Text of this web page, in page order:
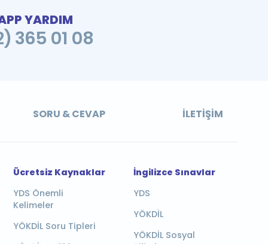
YARDIM
365 01 08
SORU & CEVAP İLETIŞIM
Ücretsiz Kaynaklar
YDS Önemli
Kelimeler
YÖKDİL Soru Tipleri
İngilizce Sınavlar
YDS
YÖKDİL
YÖKDİL Sosyal